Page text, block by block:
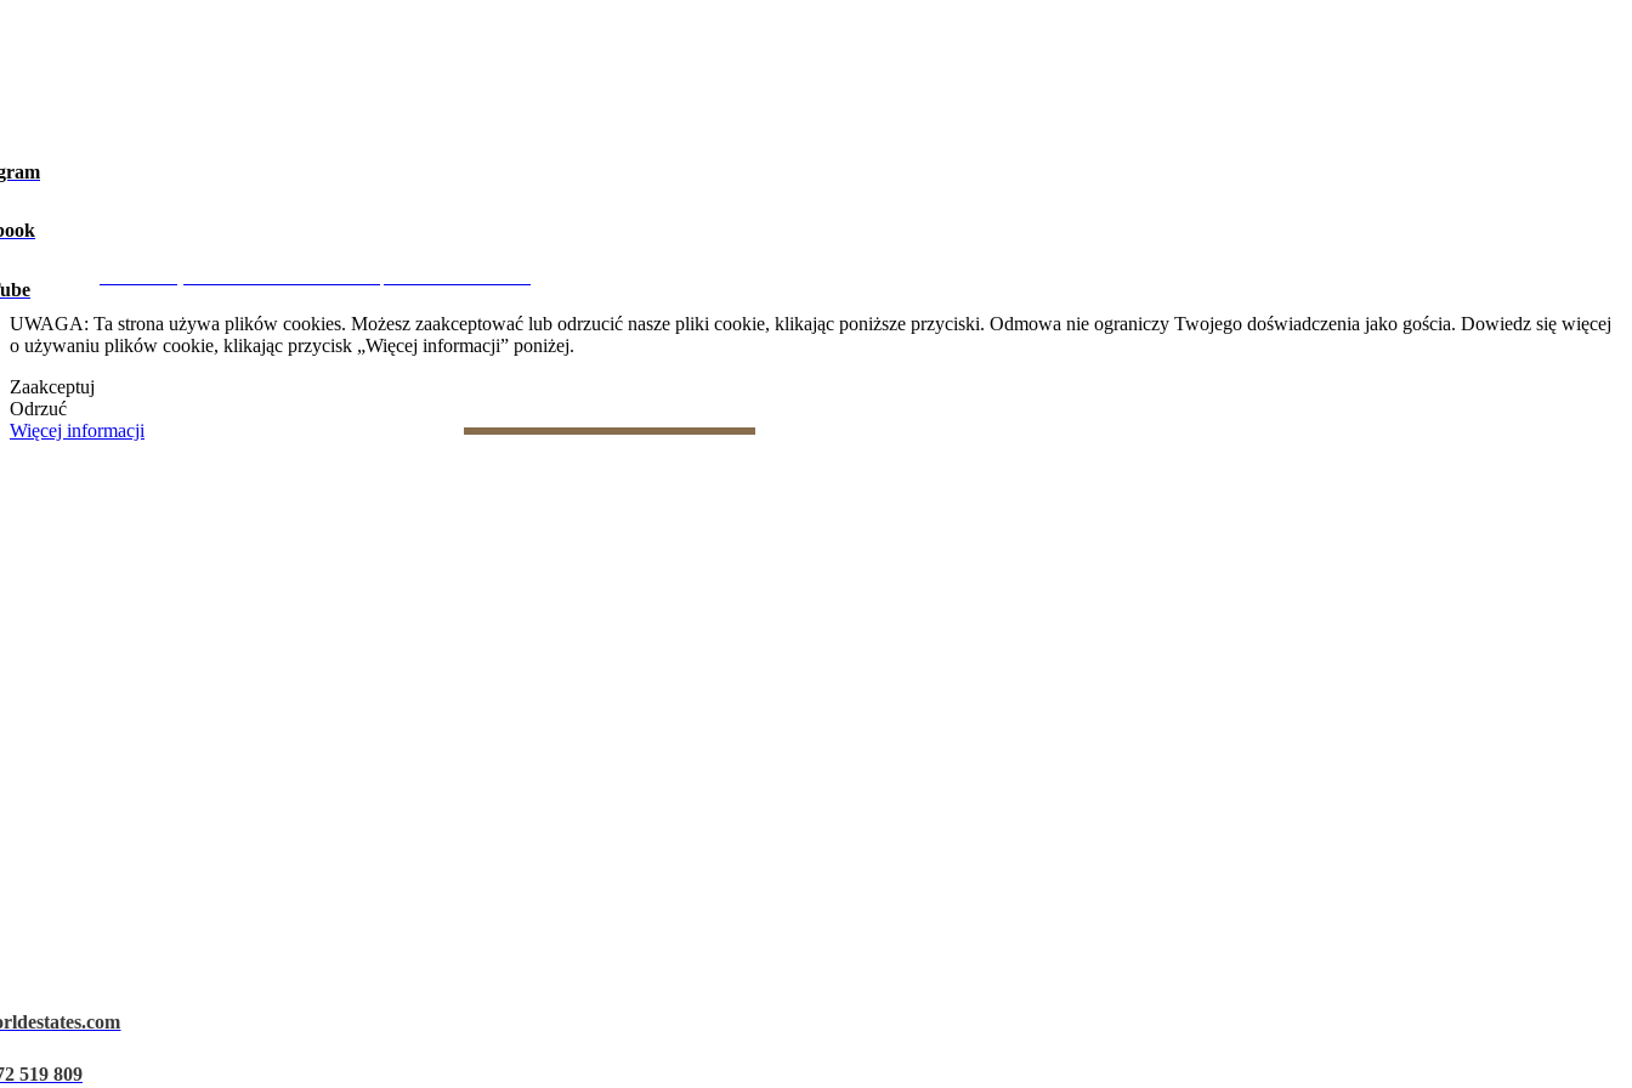
519 809
UWAGA: Ta strona używa plików cookies. Możesz zaakceptować lub odrzucić nasze pliki cookie, klikając poniższe przyciski. Odmowa nie ograniczy Twojego doświadczenia jako gościa. Dowiedz się więcej
o używaniu plików cookie, klikając przycisk „Więcej informacji” poniżej.
Zaakceptuj
Odrzuć
Więcej informacji